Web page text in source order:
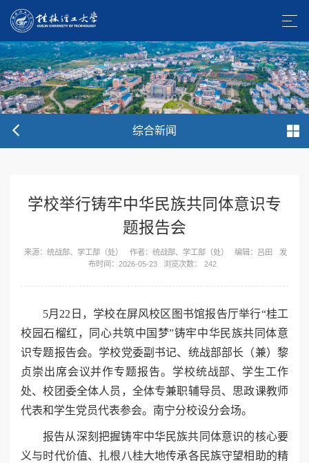
综合新闻
学校举行铸牢中华民族共同体意识专
题报告会
来源：统战部、学工部（处） 作者：统战部、学工部（处） 编辑：吕田
发
布时间：2026-05-23
浏览次数： 242
5月22日，学校在屏风校区图书馆报告厅举行“桂工
校园石榴红，同心共筑中国梦”铸牢中华民族共同体意
识专题报告会。学校党委副书记、统战部部长（兼）黎
贞崇出席会议并作专题报告。学校统战部、学生工作
处、校团委全体人员，全体专兼职辅导员、思政课教师
代表和学生党员代表参会。南宁分校设分会场。
报告从深刻把握铸牢中华民族共同体意识的核心要
义与时代价值、扎根八桂大地传承各民族守望相助的精